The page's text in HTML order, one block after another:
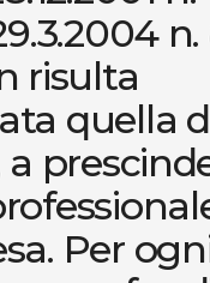
risulta
quella
Per